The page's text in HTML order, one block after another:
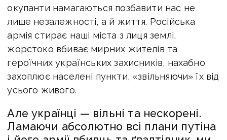
окупанти намагаються позбавити нас не
лише незалежності, а й життя. Російська
армія стирає наші міста з лиця землі,
жорстоко вбиває мирних жителів та
героїчних українських захисників, нахабно
захоплює населені пункти, «звільняючи» їх від
усього живого.
Але українці — вільні та нескорені.
Ламаючи абсолютно всі плани путіна